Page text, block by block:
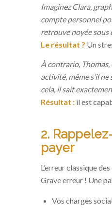
Imaginez Clara,
compte personnel
retrouve noyée sous
Le résultat ? Un
À contrario,
activité, même s’il ne
cela, il sait
Résultat :il est
2.
payer
L’erreur classique
Grave erreur ! Une
Vos charges